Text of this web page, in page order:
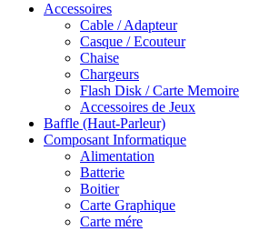
Accessoires
Cable / Adapteur
Casque / Ecouteur
Chaise
Chargeurs
Flash Disk / Carte Memoire
Accessoires de Jeux
Baffle (Haut-Parleur)
Composant Informatique
Alimentation
Batterie
Boitier
Carte Graphique
Carte mére